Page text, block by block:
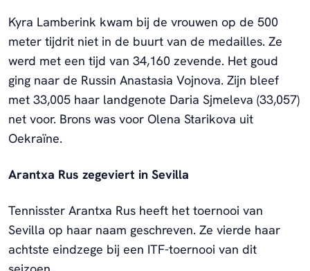
Kyra Lamberink kwam bij de vrouwen op de 500
meter tijdrit niet in de buurt van de medailles. Ze
werd met een tijd van 34,160 zevende. Het goud
ging naar de Russin Anastasia Vojnova. Zijn bleef
met 33,005 haar landgenote Daria Sjmeleva (33,057)
net voor. Brons was voor Olena Starikova uit
Oekraïne.
Arantxa Rus zegeviert in Sevilla
Tennisster Arantxa Rus heeft het toernooi van
Sevilla op haar naam geschreven. Ze vierde haar
achtste eindzege bij een ITF-toernooi van dit